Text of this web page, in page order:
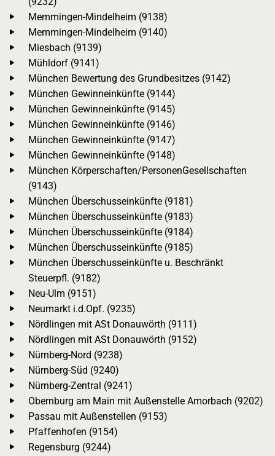
Memmingen-Mindelheim (9138)
Memmingen-Mindelheim (9140)
Miesbach (9139)
Mühldorf (9141)
München Bewertung des Grundbesitzes (9142)
München Gewinneinkünfte (9144)
München Gewinneinkünfte (9145)
München Gewinneinkünfte (9146)
München Gewinneinkünfte (9147)
München Gewinneinkünfte (9148)
München Körperschaften/PersonenGesellschaften
(9143)
München Überschusseinkünfte (9181)
München Überschusseinkünfte (9183)
München Überschusseinkünfte (9184)
München Überschusseinkünfte (9185)
München Überschusseinkünfte u. Beschränkt
Steuerpfl. (9182)
Neu-Ulm (9151)
Neumarkt i.d.Opf. (9235)
Nördlingen mit ASt Donauwörth (9111)
Nördlingen mit ASt Donauwörth (9152)
Nürnberg-Nord (9238)
Nürnberg-Süd (9240)
Nürnberg-Zentral (9241)
Obernburg am Main mit Außenstelle Amorbach (9202)
Passau mit Außenstellen (9153)
Pfaffenhofen (9154)
Regensburg (9244)